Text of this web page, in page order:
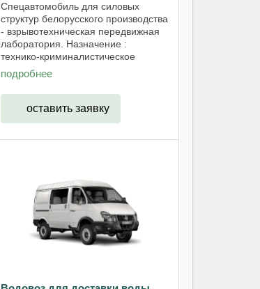
Спецавтомобиль для силовых
структур белорусского производства
- взрывотехническая передвижная
лаборатория. Назначение :
технико-криминалистическое
сопровождение раскрытия и
расследования преступлений,
связанных со взрывами,
обеспечение экспертных ...
подробнее
оставить заявку